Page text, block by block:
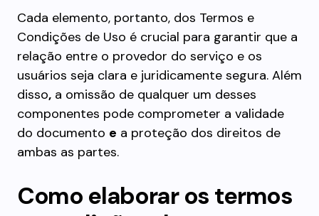
Cada elemento, portanto, dos Termos e
Condições de Uso é crucial para garantir que a
relação entre o provedor do serviço e os
usuários seja clara e juridicamente segura. Além
disso, a omissão de qualquer um desses
componentes pode comprometer a validade
do documento e a proteção dos direitos de
ambas as partes.
Como elaborar os termos